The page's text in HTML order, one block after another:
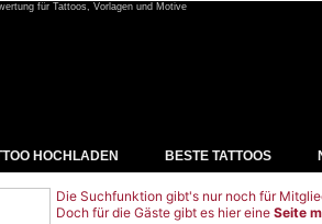
für Tattoos, Vorlagen und Motive
HOCHLADEN BESTE TATTOOS
Die Suchfunktion gibt's nur noch für
Doch für die Gäste gibt es hier eine Seite